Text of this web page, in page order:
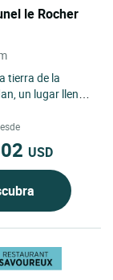
le Rocher
tierra de la
un lugar lleno
USD